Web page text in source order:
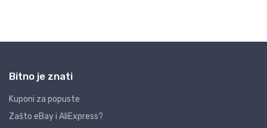
Bitno je znati
Kuponi za popuste
Zašto eBay i AliExpress?